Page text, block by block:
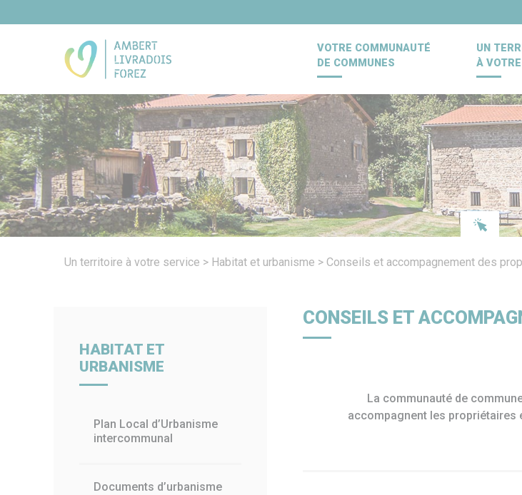
VOTRE COMMUNAUTÉ
DE COMMUNES
UN
À
Piscine Déchets
Un territoire à votre service > Habitat et urbanisme > Conseils et accompagnement des
CONSEILS ET
La communauté de
accompagnent les
HABITAT ET
URBANISME
Plan Local d’Urbanisme
intercommunal
Documents d’urbanisme